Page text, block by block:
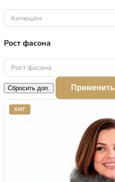
Капюшон
Рост фасона
Рост фасона
Сбросить доп. Применить
ХИТ